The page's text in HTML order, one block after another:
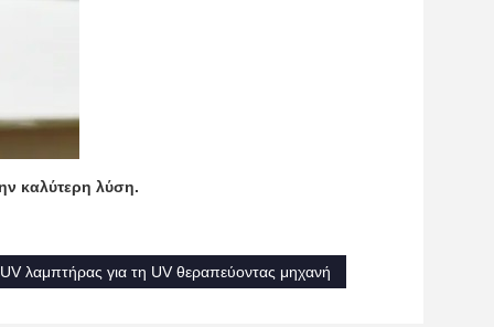
καλύτερη λύση.
UV λαμπτήρας για τη UV θεραπεύοντας μηχανή